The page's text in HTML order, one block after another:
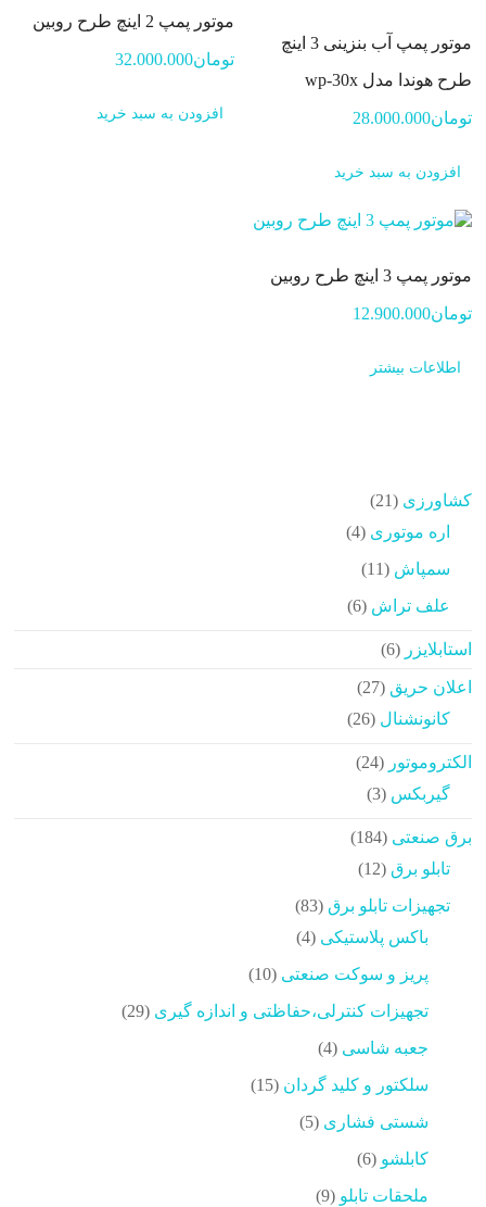
موتور پمپ آب بنزینی 3 اینچ
طرح هوندا مدل wp-30x
تومان28.000.000
افزودن به سبد خرید
موتور پمپ 2 اینچ طرح روبین
تومان32.000.000
افزودن به سبد خرید
موتور پمپ 3 اینچ طرح روبین
تومان12.900.000
اطلاعات بیشتر
کشاورزی 21
21
محصولات اره موتوری 4
4
سمپاش 11
11
علف تراش 6
6
استابلایزر
6
6
اعلان حریق 27
27
محصولات
کانونشنال 26
26
الکتروموتور
24
24
گیربکس 3
3
برق صنعتی
184
184
تابلو برق 12
12
تجهیزات تابلو برق 83
83
محصولات
باکس پلاستیکی 4
4
پریز و سوکت صنعتی 10
10
محصولات
تجهیزات کنترلی،حفاظتی و اندازه گیری 29
29
جعبه شاسی 4
4
محصولات
سلکتور و کلید گردان 15
15
شستی فشاری 5
5
کابلشو 6
6
محصولات
ملحقات تابلو 9
9